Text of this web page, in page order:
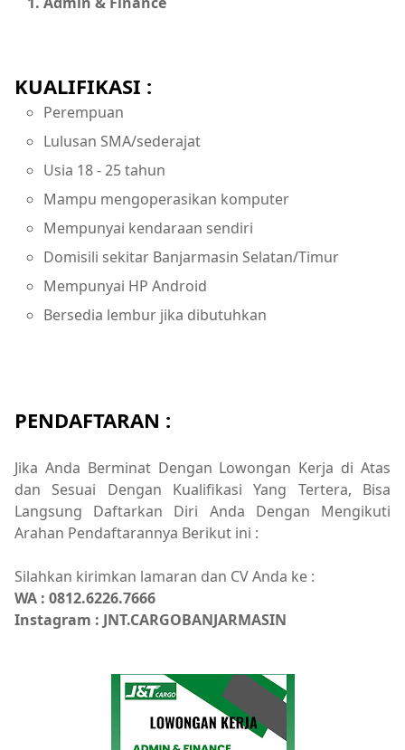
KUALIFIKASI :
Perempuan
Lulusan SMA/sederajat
Usia 18 - 25 tahun
Mampu mengoperasikan komputer
Mempunyai kendaraan sendiri
Domisili sekitar Banjarmasin Selatan/Timur
Mempunyai HP Android
Bersedia lembur jika dibutuhkan
PENDAFTARAN :
Jika Anda Berminat Dengan Lowongan Kerja di Atas
dan Sesuai Dengan Kualifikasi Yang Tertera, Bisa
Langsung Daftarkan Diri Anda Dengan Mengikuti
Arahan Pendaftarannya Berikut ini :
Silahkan kirimkan lamaran dan CV Anda ke :
WA : 0812.6226.7666
Instagram : JNT.CARGOBANJARMASIN